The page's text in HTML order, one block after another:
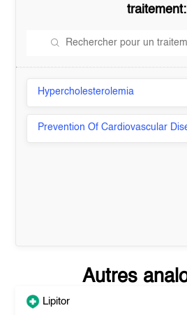
traitement:
Hypercholesterolemia
Prevention Of Cardiovascular
Autres
Lipitor